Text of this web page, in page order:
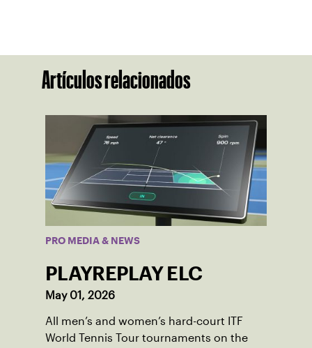
Artículos relacionados
PRO MEDIA & NEWS
PLAYREPLAY ELC
May 01, 2026
All men’s and women’s hard-court ITF
World Tennis Tour tournaments on the